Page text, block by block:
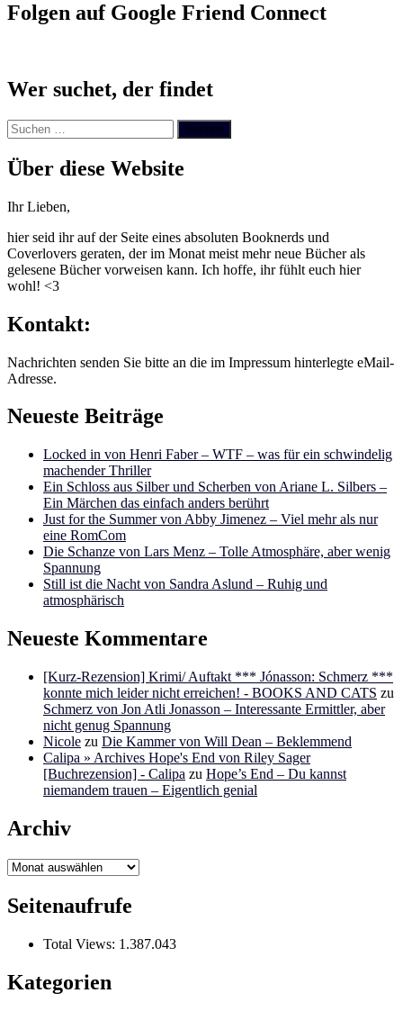
Folgen auf Google Friend Connect
Wer suchet, der findet
Suchen
nach:
Über diese Website
Ihr Lieben,
hier seid ihr auf der Seite eines absoluten Booknerds und
Coverlovers geraten, der im Monat meist mehr neue Bücher als
gelesene Bücher vorweisen kann. Ich hoffe, ihr fühlt euch hier
wohl! <3
Kontakt:
Nachrichten senden Sie bitte an die im Impressum hinterlegte eMail-
Adresse.
Neueste Beiträge
Locked in von Henri Faber – WTF – was für ein schwindelig
machender Thriller
Ein Schloss aus Silber und Scherben von Ariane L. Silbers –
Ein Märchen das einfach anders berührt
Just for the Summer von Abby Jimenez – Viel mehr als nur
eine RomCom
Die Schanze von Lars Menz – Tolle Atmosphäre, aber wenig
Spannung
Still ist die Nacht von Sandra Aslund – Ruhig und
atmosphärisch
Neueste Kommentare
[Kurz-Rezension] Krimi/ Auftakt *** Jónasson: Schmerz ***
konnte mich leider nicht erreichen! - BOOKS AND CATS zu
Schmerz von Jon Atli Jonasson – Interessante Ermittler, aber
nicht genug Spannung
Nicole zu Die Kammer von Will Dean – Beklemmend
Calipa » Archives Hope's End von Riley Sager
[Buchrezension] - Calipa zu Hope’s End – Du kannst
niemandem trauen – Eigentlich genial
Archiv
Archiv
Seitenaufrufe
Total Views: 1.387.043
Kategorien